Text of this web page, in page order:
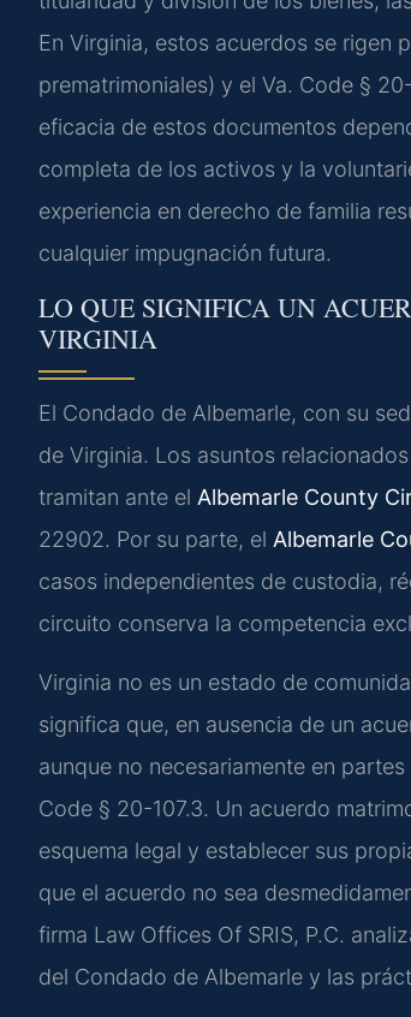
En Virginia, estos acuerdos se rigen
prematrimoniales) y el Va. Code §
eficacia de estos documentos
completa de los activos y la
experiencia en derecho de familia
cualquier impugnación futura.
LO QUE SIGNIFICA UN
VIRGINIA
El Condado de Albemarle, con su
de Virginia. Los asuntos
tramitan ante el Albemarle County
22902. Por su parte, el Albemarle
casos independientes de custodia,
circuito conserva la competencia
Virginia no es un estado de
significa que, en ausencia de un
aunque no necesariamente en
Code § 20-107.3. Un acuerdo
esquema legal y establecer sus
que el acuerdo no sea
firma Law Offices Of SRIS, P.C.
del Condado de Albemarle y las